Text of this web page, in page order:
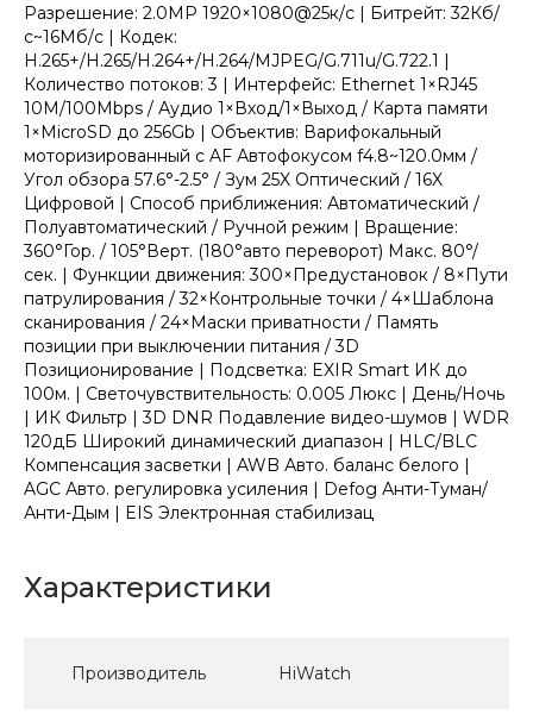
Разрешение: 2.0МР 1920×1080@25к/с | Битрейт: 32Кб/
с~16Мб/с | Кодек:
H.265+/H.265/H.264+/H.264/MJPEG/G.711u/G.722.1 |
Количество потоков: 3 | Интерфейс: Ethernet 1×RJ45
10M/100Mbps / Аудио 1×Вход/1×Выход / Карта памяти
1×MicroSD до 256Gb | Объектив: Варифокальный
моторизированный с AF Автофокусом f4.8~120.0мм /
Угол обзора 57.6°-2.5° / Зум 25X Оптический / 16X
Цифровой | Способ приближения: Автоматический /
Полуавтоматический / Ручной режим | Вращение:
360°Гор. / 105°Верт. (180°авто переворот) Макс. 80°/
сек. | Функции движения: 300×Предустановок / 8×Пути
патрулирования / 32×Контрольные точки / 4×Шаблона
сканирования / 24×Маски приватности / Память
позиции при выключении питания / 3D
Позиционирование | Подсветка: EXIR Smart ИК до
100м. | Светочувствительность: 0.005 Люкс | День/Ночь
| ИК Фильтр | 3D DNR Подавление видео-шумов | WDR
120дБ Широкий динамический диапазон | HLC/BLC
Компенсация засветки | AWB Авто. баланс белого |
AGC Авто. регулировка усиления | Defog Анти-Туман/
Анти-Дым | EIS Электронная стабилизац
Характеристики
Производитель HiWatch